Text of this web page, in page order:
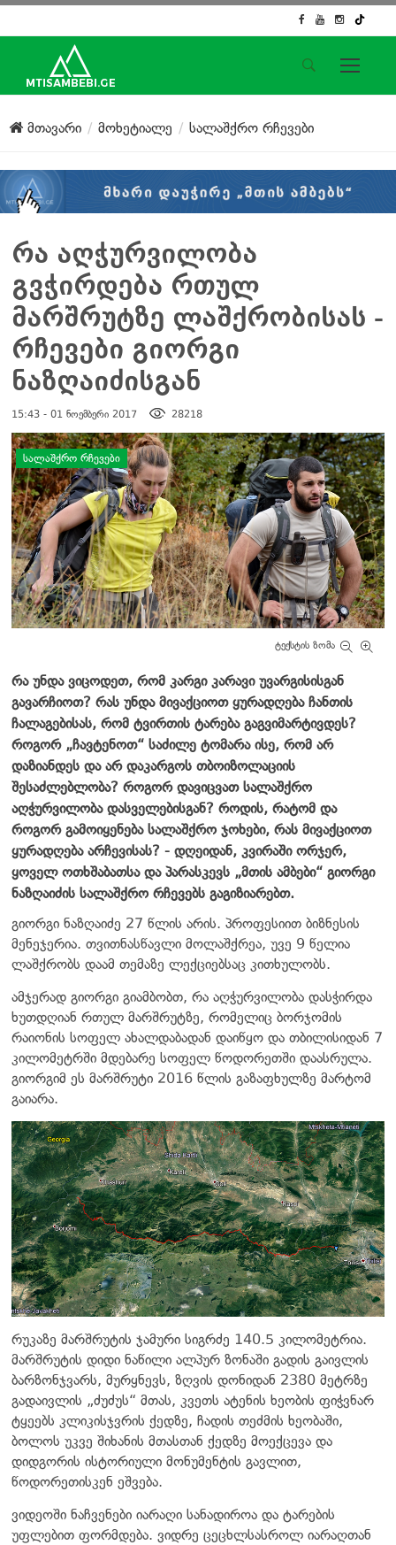
საიტის მენიუ
მთავარი
ქართული საქმე
კონტაქტი
სოციალური ქსელები
მთავარი მოხეტიალე სალაშქრო რჩევები
რა აღჭურვილობა
გვჭირდება რთულ
მარშრუტზე ლაშქრობისას -
რჩევები გიორგი
ნაზღაიძისგან
15:43 - 01 ნოემბერი 2017 28218
დატოვე კომენტარი
ᲡᲐᲚᲐᲨᲥᲠᲝ ᲠᲩᲔᲕᲔᲑᲘ
ტექსტის ზომა
რა უნდა ვიცოდეთ, რომ კარგი კარავი უვარგისისგან
გავარჩიოთ? რას უნდა მივაქციოთ ყურადღება ჩანთის
ჩალაგებისას, რომ ტვირთის ტარება გაგვიმარტივდეს?
როგორ „ჩავტენოთ“ საძილე ტომარა ისე, რომ არ
დაზიანდეს და არ დაკარგოს თბოიზოლაციის
შესაძლებლობა? როგორ დავიცვათ სალაშქრო
აღჭურვილობა დასველებისგან? როდის, რატომ და
როგორ გამოიყენება სალაშქრო ჯოხები, რას მივაქციოთ
ყურადღება არჩევისას? - დღეიდან, კვირაში ორჯერ,
ყოველ ოთხშაბათსა და პარასკევს „მთის ამბები“ გიორგი
ნაზღაიძის სალაშქრო რჩევებს გაგიზიარებთ.
გიორგი ნაზღაიძე 27 წლის არის. პროფესიით ბიზნესის
მენეჯერია. თვითნასწავლი მოლაშქრეა, უვე 9 წელია
ლაშქრობს დაამ თემაზე ლექციებსაც კითხულობს.
ამჯერად გიორგი გიამბობთ, რა აღჭურვილობა დასჭირდა
ხუთდღიან რთულ მარშრუტზე, რომელიც ბორჯომის
რაიონის სოფელ ახალდაბადან დაიწყო და თბილისიდან 7
კილომეტრში მდებარე სოფელ წოდორეთში დაასრულა.
გიორგიმ ეს მარშრუტი 2016 წლის გაზაფხულზე მარტომ
გაიარა.
რუკაზე მარშრუტის ჯამური სიგრძე 140.5 კილომეტრია.
მარშრუტის დიდი ნაწილი ალპურ ზონაში გადის გაივლის
ბარზონჯვარს, მურყნევს, ზღვის დონიდან 2380 მეტრზე
გადაივლის „ძუძუს“ მთას, კვეთს ატენის ხეობის ფიჭვნარ
ტყეებს კლიკისჯვრის ქედზე, ჩადის თეძმის ხეობაში,
ბოლოს უკვე შიხანის მთასთან ქედზე მოექცევა და
დიდგორის ისტორიული მონუმენტის გავლით,
წოდორეთისკენ ეშვება.
ვიდეოში ნაჩვენები იარაღი სანადიროა და ტარების
უფლებით ფორმდება. ვიდრე ცეცხლსასროლ იარაღთან